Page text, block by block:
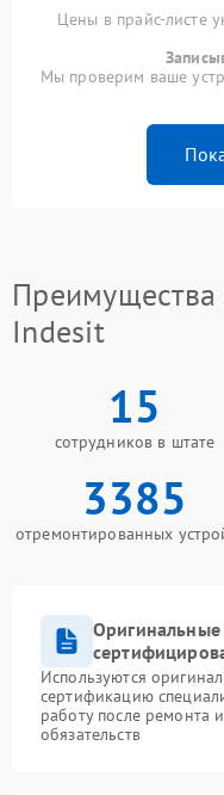
Цены в прайс-листе
Мы проверим ваше
Преимущества
Indesit
15
сотрудников в штате
3385
отремонтированных
Оригинальные
Используются
сертификацию
работу после ремонта
обязательств